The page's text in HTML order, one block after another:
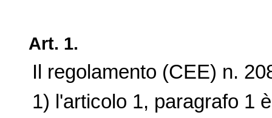
Art. 1.
Il regolamento (CEE) n.
1) l'articolo 1, paragrafo 1